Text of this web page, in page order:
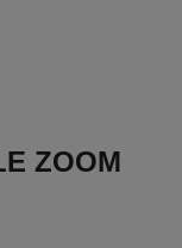
ZOOM